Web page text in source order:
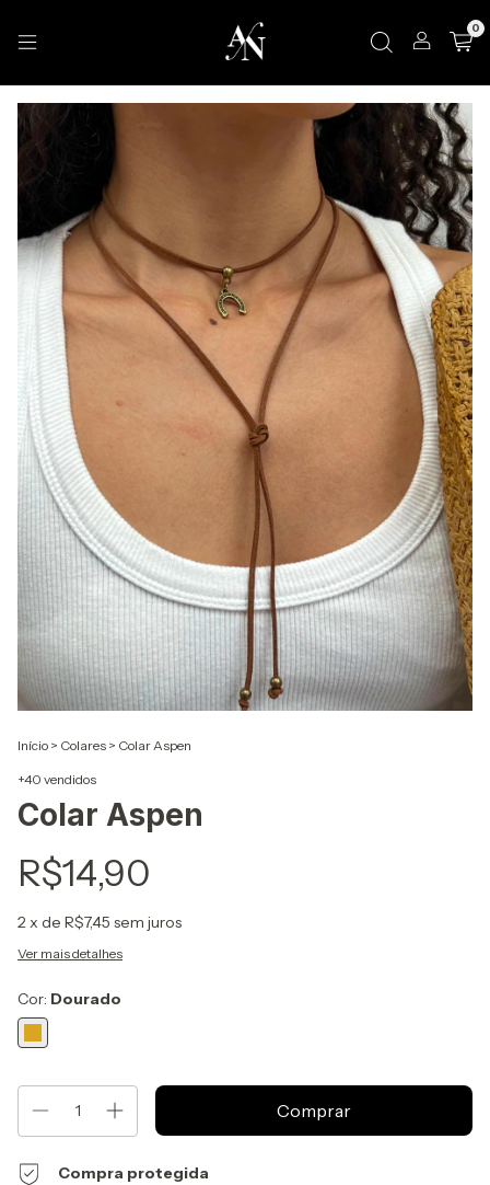
0
Início > Colares > Colar Aspen
+40 vendidos
Colar Aspen
R$14,90
2x de R$7,45 sem juros
Ver mais detalhes
Cor: Dourado
Compra protegida